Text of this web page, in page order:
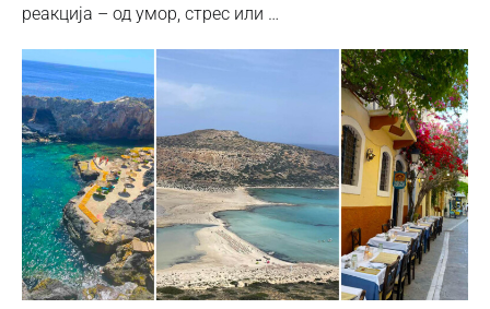
реакција – од умор, стрес или …